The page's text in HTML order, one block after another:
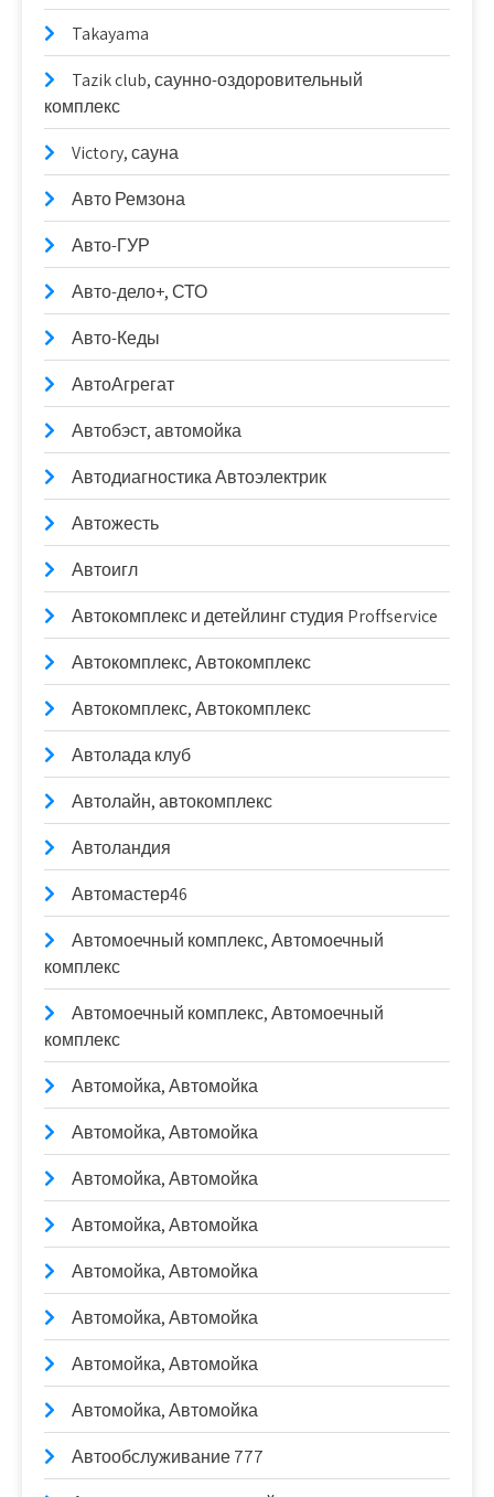
Takayama
Tazik club, саунно-оздоровительный
комплекс
Victory, сауна
Авто Ремзона
Авто-ГУР
Авто-дело+, СТО
Авто-Кеды
АвтоАгрегат
Автобэст, автомойка
Автодиагностика Автоэлектрик
Автожесть
Автоигл
Автокомплекс и детейлинг студия Proffservice
Автокомплекс, Автокомплекс
Автокомплекс, Автокомплекс
Автолада клуб
Автолайн, автокомплекс
Автоландия
Автомастер46
Автомоечный комплекс, Автомоечный
комплекс
Автомоечный комплекс, Автомоечный
комплекс
Автомойка, Автомойка
Автомойка, Автомойка
Автомойка, Автомойка
Автомойка, Автомойка
Автомойка, Автомойка
Автомойка, Автомойка
Автомойка, Автомойка
Автомойка, Автомойка
Автообслуживание 777